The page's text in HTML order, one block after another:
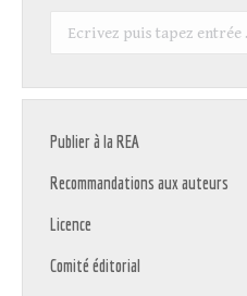
Recherche
Publier à la REA
Recommandations aux auteurs
Licence
Comité éditorial